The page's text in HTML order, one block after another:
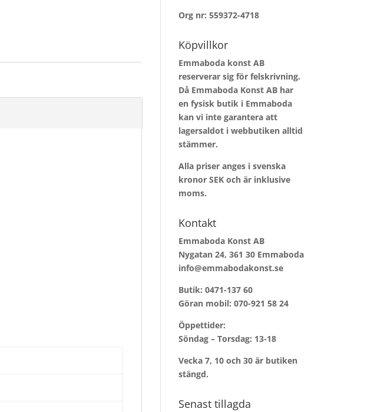
Org nr: 559372-4718
Köpvillkor
Emmaboda konst AB
reserverar sig för felskrivning.
Då Emmaboda Konst AB har
en fysisk butik i Emmaboda
kan vi inte garantera att
lagersaldot i webbutiken alltid
stämmer.
Alla priser anges i svenska
kronor SEK och är inklusive
moms.
Kontakt
Emmaboda Konst AB
Nygatan 24, 361 30 Emmaboda
info@emmabodakonst.se
Butik: 0471-137 60
Göran mobil: 070-921 58 24
Öppettider:
Söndag – Torsdag: 13-18
Vecka 7, 10 och 30 är butiken
stängd.
Senast tillagda